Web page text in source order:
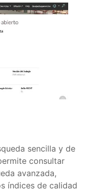
sencilla y de
consultar
avanzada,
índices de calidad